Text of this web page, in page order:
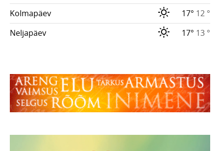
Kolmapäev
17° 12 °
Neljapäev
17° 13 °